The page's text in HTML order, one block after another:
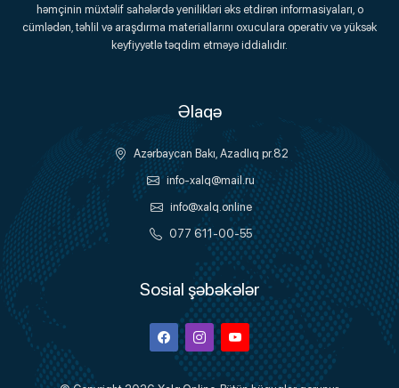
Onlayn Platforma
həmçinin müxtəlif sahələrdə yenilikləri əks etdirən informasiyaları, o
cümlədən, təhlil və araşdırma materiallarını oxuculara operativ və yüksək
keyfiyyətlə təqdim etməyə iddialıdır.
Əlaqə
Azərbaycan Bakı, Azadlıq pr.82
info-xalq@mail.ru
info@xalq.online
077 611-00-55
Sosial şəbəkələr
FacebookInstagramYoutube